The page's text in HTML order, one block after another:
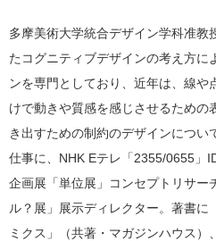
多摩美術大学統合デザイン学科准教
たコグニティブデザインの考え方に
ンを専門としており、近年は、線
けで動きや質感を感じさせるための
き出すための制約のデザインについ
仕事に、NHK Eテレ「2355/0655」
企画展「単位展」コンセプトリサー
ル？展」展示ディレクター。著書に
ミクス」（共著・マガジンハウス）